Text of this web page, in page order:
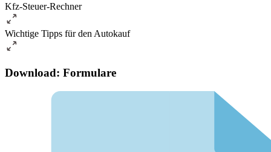
Kfz-Steuer-Rechner
Wichtige Tipps für den Autokauf
Download: Formulare